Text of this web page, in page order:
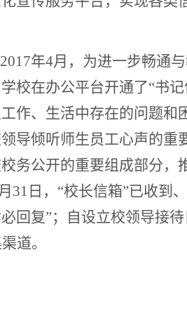
年4月，为进一步畅通
校在办公平台开通了“书
作、生活中存在的问题和
导倾听师生员工心声的重
务公开的重要组成部分，
31日，“校长信箱”已收到
回复”；自设立校领导接
道。